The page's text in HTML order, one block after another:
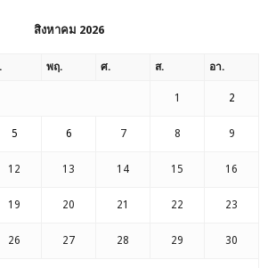
สิงหาคม 2026
พฤ. ศ. ส. อา.
1 2
5 6 7 8 9
12 13 14 15 16
19 20 21 22 23
26 27 28 29 30